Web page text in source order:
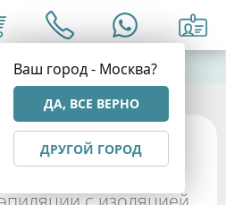
Ваш город - Москва?
ДА, ВСЕ ВЕРНО
ДРУГОЙ ГОРОД
в избранное